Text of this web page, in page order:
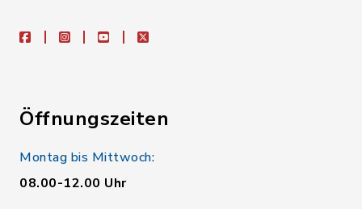
facebookinstagramyoutubeX
Öffnungszeiten
Montag bis Mittwoch:
08.00-12.00 Uhr